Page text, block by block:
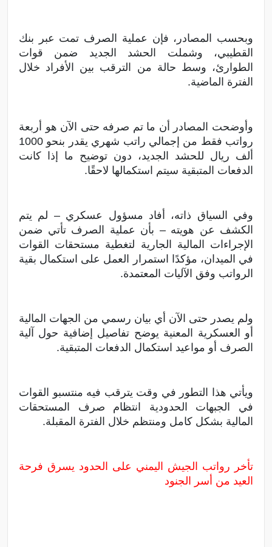
وبحسب المصادر، فإن عملية الصرف تمت عبر بنك
القطيبي، وشملت الحشد الجديد ضمن قوات
الطوارئ، وسط حالة من الترقب بين الأفراد خلال
الفترة الماضية.
وأوضحت المصادر أن ما تم صرفه حتى الآن هو أربعة
رواتب فقط من إجمالي راتب شهري يقدر بنحو 1000
ألف ريال للحشد الجديد، دون توضيح ما إذا كانت
الدفعات المتبقية سيتم استكمالها لاحقًا.
وفي السياق ذاته، أفاد مسؤول عسكري – لم يتم
الكشف عن هويته – بأن عملية الصرف تأتي ضمن
الإجراءات المالية الجارية لتغطية مستحقات القوات
في الميدان، مؤكدًا استمرار العمل على استكمال بقية
الرواتب وفق الآليات المعتمدة.
ولم يصدر حتى الآن أي بيان رسمي من الجهات المالية
أو العسكرية المعنية يوضح تفاصيل إضافية حول آلية
الصرف أو مواعيد استكمال الدفعات المتبقية.
ويأتي هذا التطور في وقت يترقب فيه منتسبو القوات
في الجبهات الحدودية انتظام صرف المستحقات
المالية بشكل كامل ومنتظم خلال الفترة المقبلة.
تأخر رواتب الجيش اليمني على الحدود يسرق فرحة
العيد من أسر الجنود